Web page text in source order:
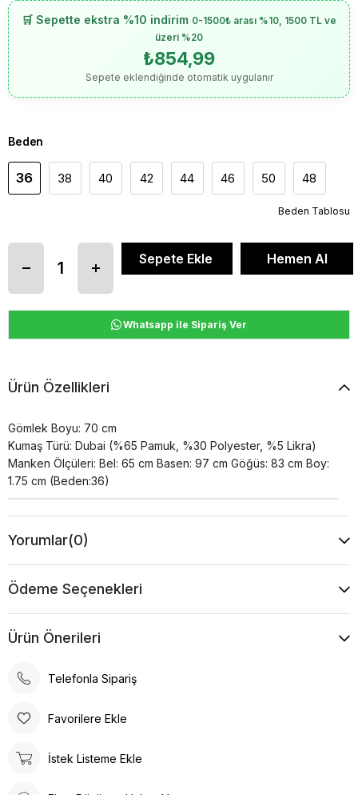
🛒 Sepette ekstra %10 indirim 0-1500₺ arası %10, 1500 TL ve
üzeri %20
₺854,99
Sepete eklendiğinde otomatik uygulanır
Beden
36 38 40 42 44 46 50 48
Beden Tablosu
Whatsapp ile Sipariş Ver
Ürün Özellikleri
Gömlek Boyu: 70 cm
Kumaş Türü: Dubai (%65 Pamuk, %30 Polyester, %5 Likra)
Manken Ölçüleri: Bel: 65 cm Basen: 97 cm Göğüs: 83 cm Boy:
1.75 cm (Beden:36)
Yorumlar(0)
Ödeme Seçenekleri
Ürün Önerileri
Telefonla Sipariş
Favorilere Ekle
İstek Listeme Ekle